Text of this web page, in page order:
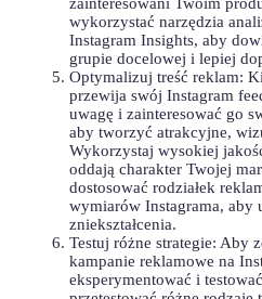
wykorzystać narzędzia⁤
Instagram Insights, aby
grupie docelowej i lepiej
Optymalizuj⁣ treść reklam:​
przewija swój Instagram
uwagę i zainteresować go
aby ​tworzyć atrakcyjne,
Wykorzystaj wysokiej
oddają charakter Twojej
dostosować ‌rodziałek
wymiarów Instagrama, aby
zniekształcenia.
Testuj różne strategie: Aby
⁢kampanie reklamowe na
‌eksperymentować i